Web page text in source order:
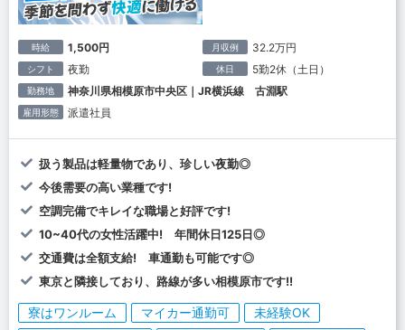
時給 1,500円 月収例 32.2万円
シフト 夜勤 休日 5勤2休（土日）
勤務地 神奈川県相模原市中央区｜JR横浜線 古淵駅
雇用形態 派遣社員
扱う製品は軽量物であり、珍しい夜勤◎
今後需要の高い業種です!
空調完備でキレイな職場と好評です!
10~40代の女性活躍中! 年間休日125日◎
交通費は全額支給! 車通勤も可能です◎
東京と隣接しており、路線が多い相模原市です!!
寮はワンルーム マイカー通勤可
未経験OK